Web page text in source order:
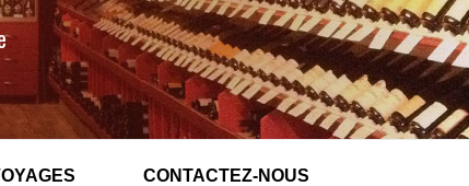
CONTACTEZ-NOUS